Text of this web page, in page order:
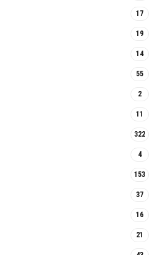
17
19
14
55
2
11
322
4
153
37
16
21